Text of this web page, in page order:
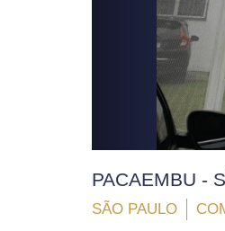
PACAEMBU -
SÃO PAULO